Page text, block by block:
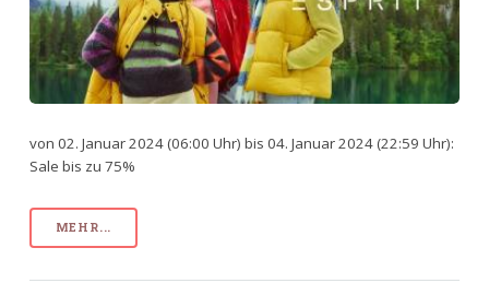
von 02. Januar 2024 (06:00 Uhr) bis 04. Januar 2024 (22:59 Uhr):
Sale bis zu 75%
MEHR...